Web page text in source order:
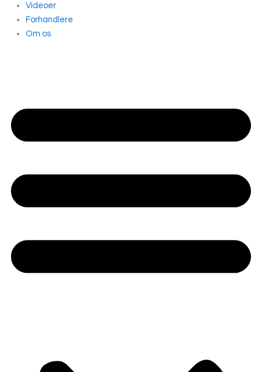
Videoer
Forhandlere
Om os